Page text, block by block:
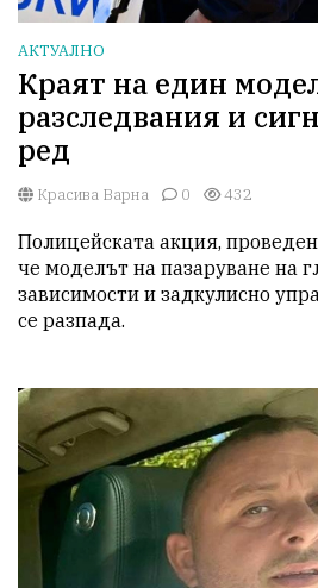
АКТУАЛНО
Краят на един
разследвания и
ред
Красива Варна 0 432
Полицейската акция,
че моделът на пазаруване на
зависимости и задкулисно
се разпада.